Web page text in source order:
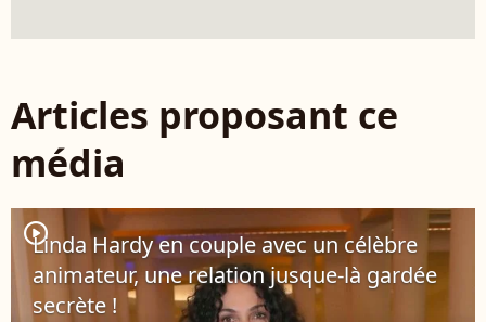
Articles proposant ce
média
player2
Linda Hardy en couple avec un célèbre
animateur, une relation jusque-là gardée
secrète !